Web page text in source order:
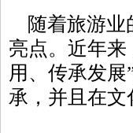
随着旅游业
亮点。近年
用、传承发
承，并且在